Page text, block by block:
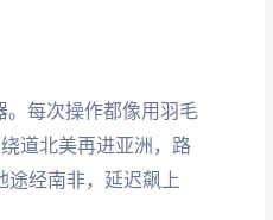
。每次操作都像用羽毛
道北美再进亚洲，路
途经南非，延迟飙上